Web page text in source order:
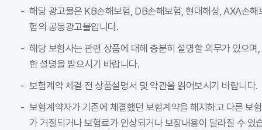
해당 광고물은 KB손해보험, DB손해보험, 현대해상, AXA손
험의 공동광고물입니다.
해당 보험사는 관련 상품에 대해 충분히 설명할 의무가 있으
한 설명을 받으시기 바랍니다.
보험계약 체결 전 상품설명서 및 약관을 읽어보시기 바랍니다.
보험계약자가 기존에 체결했던 보험계약을 해지하고 다른 보
가 거절되거나 보험료가 인상되거나 보장내용이 달라질 수 있